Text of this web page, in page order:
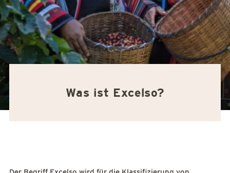
Was ist Excelso?